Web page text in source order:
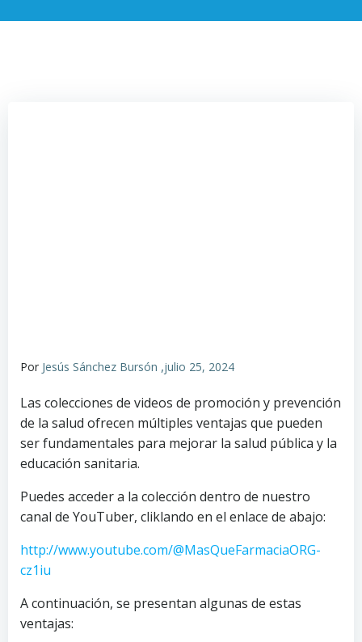
Por Jesús Sánchez Bursón ,julio 25, 2024
Las colecciones de videos de promoción y prevención
de la salud ofrecen múltiples ventajas que pueden
ser fundamentales para mejorar la salud pública y la
educación sanitaria.
Puedes acceder a la colección dentro de nuestro
canal de YouTuber, cliklando en el enlace de abajo:
http://www.youtube.com/@MasQueFarmaciaORG-
cz1iu
A continuación, se presentan algunas de estas
ventajas: